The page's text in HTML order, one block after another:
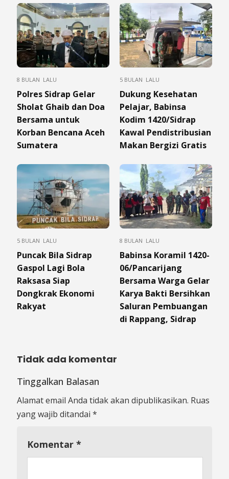
8 BULAN LALU
Polres Sidrap Gelar
Sholat Ghaib dan Doa
Bersama untuk
Korban Bencana Aceh
Sumatera
5 BULAN LALU
Dukung Kesehatan
Pelajar, Babinsa
Kodim 1420/Sidrap
Kawal Pendistribusian
Makan Bergizi Gratis
5 BULAN LALU
Puncak Bila Sidrap
Gaspol Lagi Bola
Raksasa Siap
Dongkrak Ekonomi
Rakyat
8 BULAN LALU
Babinsa Koramil 1420-
06/Pancarijang
Bersama Warga Gelar
Karya Bakti Bersihkan
Saluran Pembuangan
di Rappang, Sidrap
Tidak ada komentar
Tinggalkan Balasan
Alamat email Anda tidak akan dipublikasikan. Ruas
yang wajib ditandai *
Komentar *